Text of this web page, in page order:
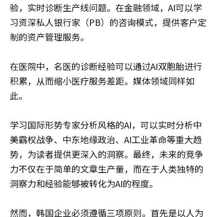
验，实时诊断生产线问题。在金融领域，AI可以学
习资深私人银行家（PB）的咨询模式，提供客户定
制的资产管理服务。
在医院中，名医的诊断经验可以通过AI双胞胎进行
积累，从而缩小医疗服务差距。媒体领域同样如
此。
学习国际形势专家分析风格的AI，可以实时分析中
美霸权战争、中东地缘政治、AI工业革命等重大趋
势，为读者提供更深入的洞察。最终，未来的竞争
力不仅在于简单的文章生产量，而在于人类独特的
洞察力和经验能够被转化为AI的程度。
然而，韩国企业必须遵循三项原则。首先是以人为